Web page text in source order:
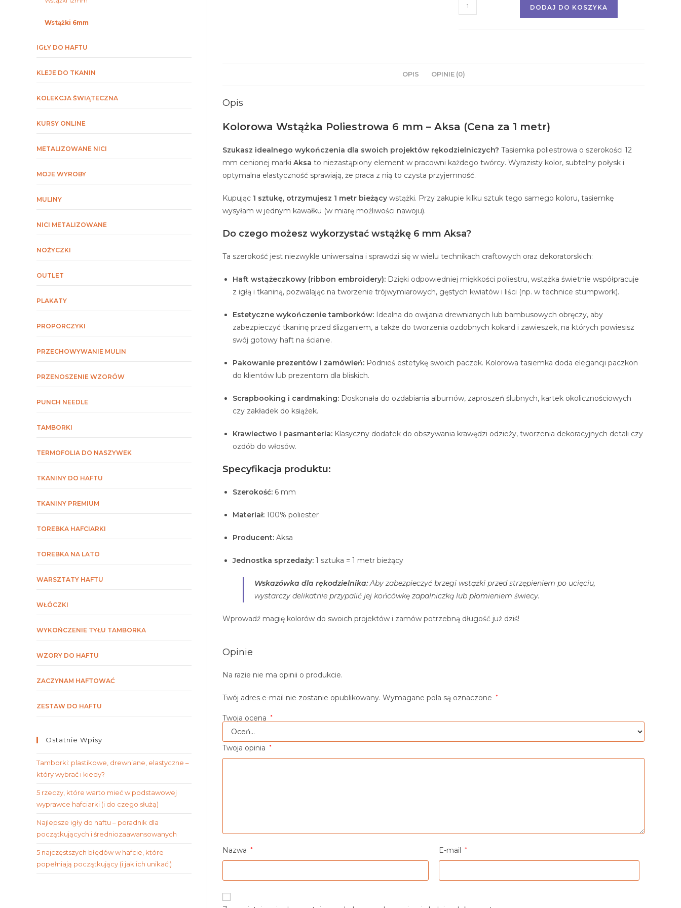
DODAJ DO KOSZYKA
OPIS OPINIE (0)
Opis
Kolorowa Wstążka Poliestrowa 6 mm – Aksa (Cena za 1 metr)
Szukasz idealnego wykończenia dla swoich projektów rękodzielniczych? Tasiemka poliestrowa o szerokości 12
mm cenionej marki Aksa to niezastąpiony element w pracowni każdego twórcy. Wyrazisty kolor, subtelny połysk i
optymalna elastyczność sprawiają, że praca z nią to czysta przyjemność.
Kupując 1 sztukę, otrzymujesz 1 metr bieżący wstążki. Przy zakupie kilku sztuk tego samego koloru, tasiemkę
wysyłam w jednym kawałku (w miarę możliwości nawoju).
Do czego możesz wykorzystać wstążkę 6 mm Aksa?
Ta szerokość jest niezwykle uniwersalna i sprawdzi się w wielu technikach craftowych oraz dekoratorskich:
Haft wstążeczkowy (ribbon embroidery): Dzięki odpowiedniej miękkości poliestru, wstążka świetnie współpracuje
z igłą i tkaniną, pozwalając na tworzenie trójwymiarowych, gęstych kwiatów i liści (np. w technice stumpwork).
Estetyczne wykończenie tamborków: Idealna do owijania drewnianych lub bambusowych obręczy, aby
zabezpieczyć tkaninę przed ślizganiem, a także do tworzenia ozdobnych kokard i zawieszek, na których powiesisz
swój gotowy haft na ścianie.
Pakowanie prezentów i zamówień: Podnieś estetykę swoich paczek. Kolorowa tasiemka doda elegancji paczkon
do klientów lub prezentom dla bliskich.
Scrapbooking i cardmaking: Doskonała do ozdabiania albumów, zaproszeń ślubnych, kartek okolicznościowych
czy zakładek do książek.
Krawiectwo i pasmanteria: Klasyczny dodatek do obszywania krawędzi odzieży, tworzenia dekoracyjnych detali czy
ozdób do włosów.
Specyfikacja produktu:
Szerokość: 6 mm
Materiał: 100% poliester
Producent: Aksa
Jednostka sprzedaży: 1 sztuka = 1 metr bieżący
Wskazówka dla rękodzielnika:Aby zabezpieczyć brzegi wstążki przed strzępieniem po ucięciu,
wystarczy delikatnie przypalić jej końcówkę zapalniczką lub płomieniem świecy.
Wprowadź magię kolorów do swoich projektów i zamów potrzebną długość już dziś!
Opinie
Na razie nie ma opinii o produkcie.
Twój adres e-mail nie zostanie opublikowany. Wymagane pola są oznaczone *
Twoja ocena *
Twoja opinia *
Nazwa * E-mail *
Wstążki 6mm
IGŁY DO HAFTU
KLEJE DO TKANIN
KOLEKCJA ŚWIĄTECZNA
KURSY ONLINE
METALIZOWANE NICI
MOJE WYROBY
MULINY
NICI METALIZOWANE
NOŻYCZKI
OUTLET
PLAKATY
PROPORCZYKI
PRZECHOWYWANIE MULIN
PRZENOSZENIE WZORÓW
PUNCH NEEDLE
TAMBORKI
TERMOFOLIA DO NASZYWEK
TKANINY DO HAFTU
TKANINY PREMIUM
TOREBKA HAFCIARKI
TOREBKA NA LATO
WARSZTATY HAFTU
WŁÓCZKI
WYKOŃCZENIE TYŁU TAMBORKA
WZORY DO HAFTU
ZACZYNAM HAFTOWAĆ
ZESTAW DO HAFTU
Ostatnie Wpisy
Tamborki: plastikowe, drewniane, elastyczne –
który wybrać i kiedy?
5 rzeczy, które warto mieć w podstawowej
wyprawce hafciarki (i do czego służą)
Najlepsze igły do haftu – poradnik dla
początkujących i średniozaawansowanych
5 najczęstszych błędów w hafcie, które
popełniają początkujący (i jak ich unikać!)